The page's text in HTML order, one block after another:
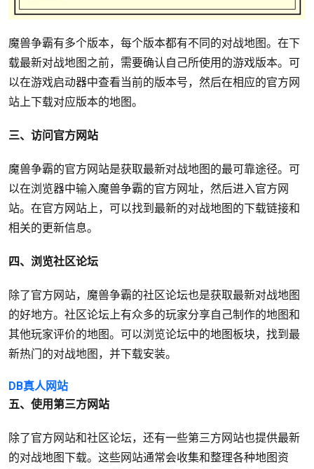
魔兽争霸有多个版本，每个版本都有不同的对战地图。在下
载最新对战地图之前，需要确认自己所使用的游戏版本。可
以在游戏启动器中查看当前的版本号，然后在相应的官方网
站上下载对应版本的地图。
三、访问官方网站
魔兽争霸的官方网站是获取最新对战地图的最可靠途径。可
以在浏览器中输入魔兽争霸的官方网址，然后进入官方网
站。在官方网站上，可以找到最新的对战地图的下载链接和
相关的更新信息。
四、浏览社区论坛
除了官方网站，魔兽争霸的社区论坛也是获取最新对战地图
的好地方。社区论坛上有众多的玩家分享自己制作的地图和
其他玩家评价的地图。可以浏览论坛中的地图板块，找到最
新热门的对战地图，并下载安装。
DB真人网站
五、使用第三方网站
除了官方网站和社区论坛，还有一些第三方网站也提供最新
的对战地图下载。这些网站通常会收集和整理各种地图资